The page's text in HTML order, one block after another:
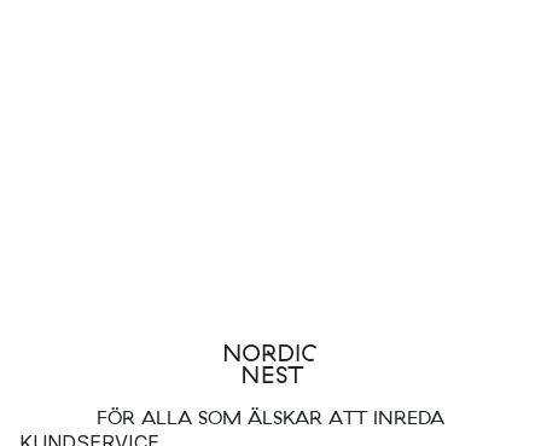
FÖR ALLA SOM ÄLSKAR ATT INREDA